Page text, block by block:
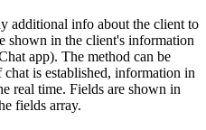
additional info about the client to
shown in the client's information
app). The method can be
chat is established, information in
real time. Fields are shown in
fields array.